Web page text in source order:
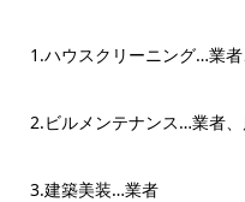
1.ハウスクリーニング…業者
2.ビルメンテナンス…業者、
3.建築美装…業者